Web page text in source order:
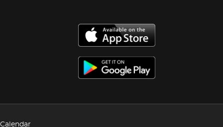
Calendar